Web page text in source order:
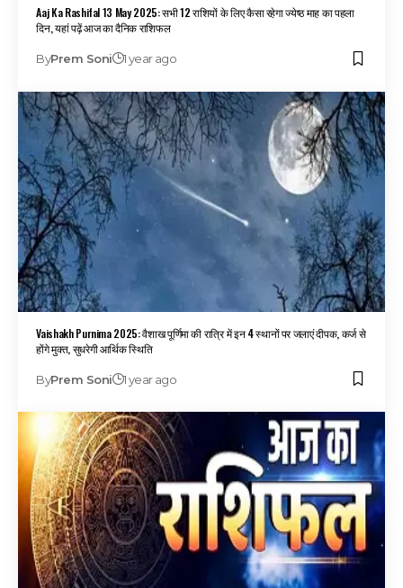
Aaj Ka Rashifal 13 May 2025: सभी 12 राशियों के लिए कैसा रहेगा ज्येष्ठ माह का पहला
दिन, यहां पढ़ें आज का दैनिक राशिफल
ByPrem Soni 1 year ago
Vaishakh Purnima 2025: वैशाख पूर्णिमा की रात्रि में इन 4 स्थानों पर जलाएं दीपक, कर्ज से
होंगे मुक्त, सुधरेगी आर्थिक स्थिति
ByPrem Soni 1 year ago